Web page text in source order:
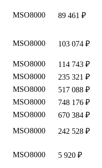
MSO8000 89 461 ₽
MSO8000 103 074 ₽
MSO8000
114 743 ₽
MSO8000
235 321 ₽
MSO8000
517 088 ₽
MSO8000
748 176 ₽
MSO8000
670 384 ₽
MSO8000 242 528 ₽
MSO8000 5 920 ₽